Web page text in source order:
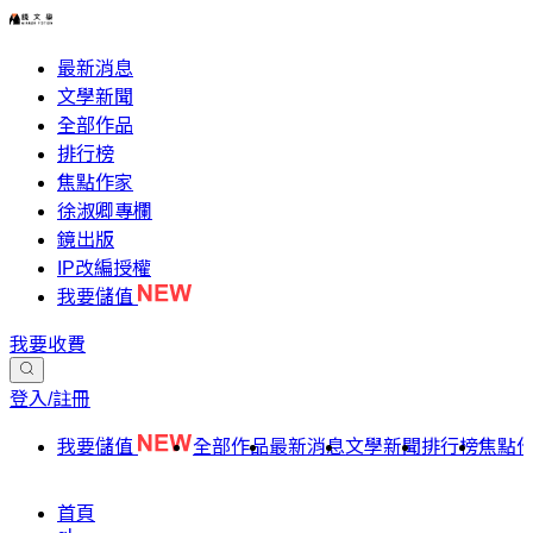
最新消息
文學新聞
全部作品
排行榜
焦點作家
徐淑卿專欄
鏡出版
IP改編授權
我要儲值
我要收費
登入/註冊
我要儲值 全部作品最新消息文學新聞排行榜焦點
首頁